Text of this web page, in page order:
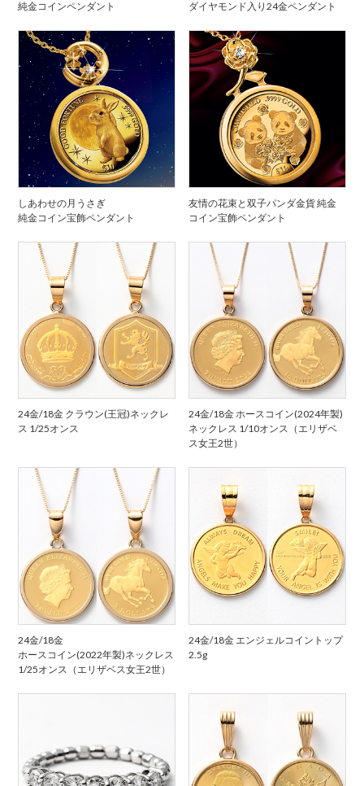
純金コインペンダント
ダイヤモンド入り24金ペンダント
しあわせの月うさぎ
純金コイン宝飾ペンダント
友情の花束と双子パンダ金貨 純金
コイン宝飾ペンダント
24金/18金 クラウン(王冠)ネックレ
ス 1/25オンス
24金/18金 ホースコイン(2024年製)
ネックレス 1/10オンス（エリザベ
ス女王2世）
24金/18金
ホースコイン(2022年製)ネックレス
1/25オンス（エリザベス女王2世）
24金/18金 エンジェルコイントップ
2.5g